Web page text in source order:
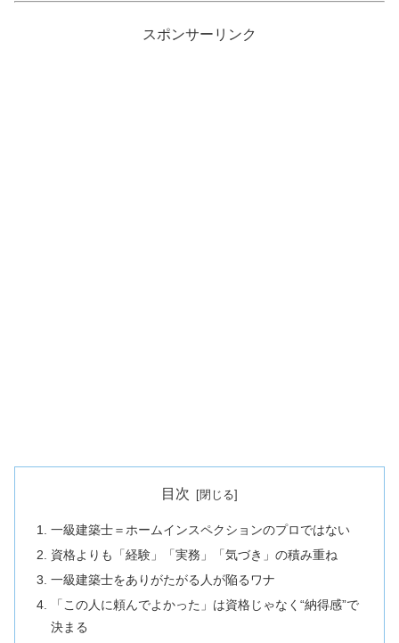
スポンサーリンク
目次
一級建築士＝ホームインスペクションのプロではない
資格よりも「経験」「実務」「気づき」の積み重ね
一級建築士をありがたがる人が陥るワナ
「この人に頼んでよかった」は資格じゃなく“納得感”で
決まる